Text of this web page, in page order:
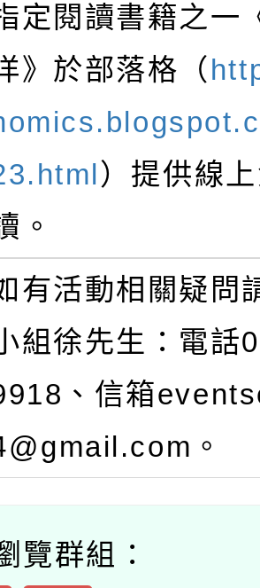
定閱讀書籍之一
》於部落格（
）提供線
。
有活動相關疑問
組徐先生：電話
、信箱
。
覽群組：